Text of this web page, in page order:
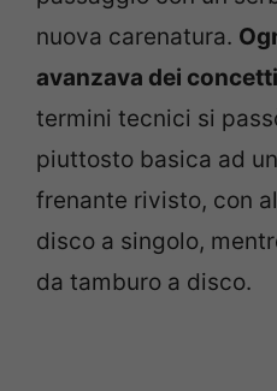
nuova carenatura.
avanzava dei
termini tecnici si
piuttosto basica ad
frenante rivisto, con
disco a singolo,
da tamburo a disco.